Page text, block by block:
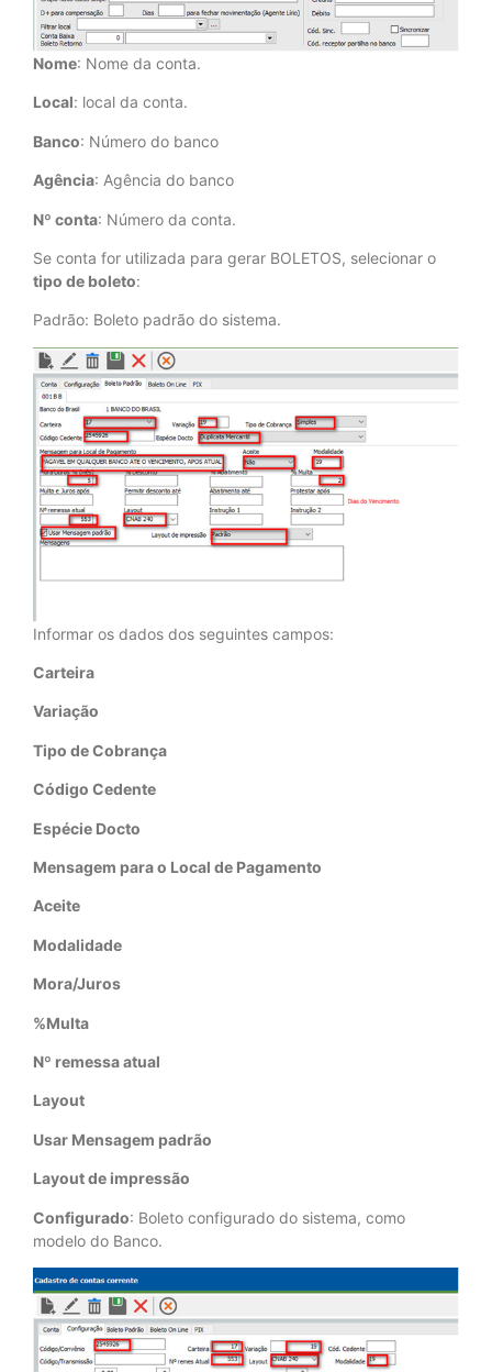
Nome: Nome da conta.
Local: local da conta.
Banco: Número do banco
Agência: Agência do banco
Nº conta: Número da conta.
Se conta for utilizada para gerar BOLETOS, selecionar o
tipo de boleto:
Padrão: Boleto padrão do sistema.
Informar os dados dos seguintes campos:
Carteira
Variação
Tipo de Cobrança
Código Cedente
Espécie Docto
Mensagem para o Local de Pagamento
Aceite
Modalidade
Mora/Juros
%Multa
Nº remessa atual
Layout
Usar Mensagem padrão
Layout de impressão
Configurado: Boleto configurado do sistema, como
modelo do Banco.